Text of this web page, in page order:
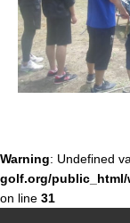
Warning: Undefined
golf.org/
on line 31